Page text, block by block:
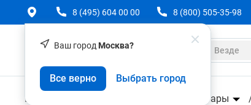
Ваш город Москва?
Все верно Выбрать город
8 (495) 604 00 00 8 (800) 505-35-98
Везде
Геодезическое оборудование Аксессуары